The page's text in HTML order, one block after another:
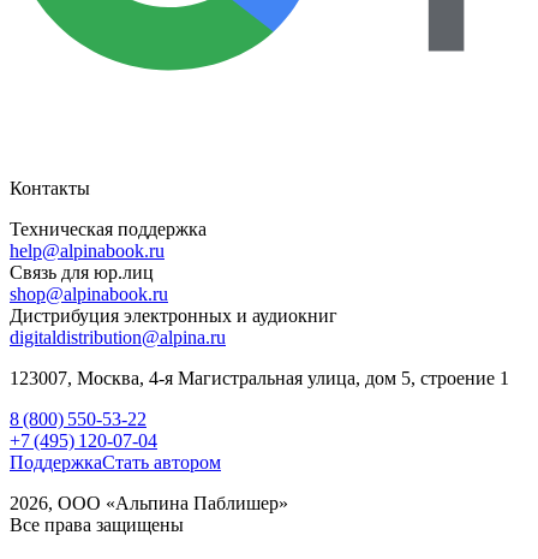
Контакты
Техническая поддержка
help@alpinabook.ru
Связь для юр.лиц
shop@alpinabook.ru
Дистрибуция электронных и аудиокниг
digitaldistribution@alpina.ru
123007, Москва, 4-я Магистральная улица, дом 5, строение 1
8 (800) 550-53-22
+7 (495) 120-07-04
ПоддержкаСтать автором
2026, ООО «Альпина Паблишер»
Все права защищены